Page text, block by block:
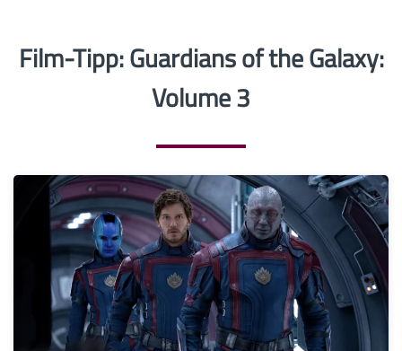
Film-Tipp: Guardians of the Galaxy:
Volume 3